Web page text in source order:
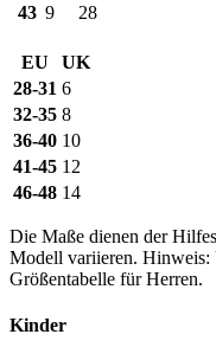
43 9 28
EU
UK
28-31 6
32-35 8
36-40 10
41-45 12
46-48 14
Die Maße dienen der
Modell variieren. Hinweis:
Größentabelle für Herren.
Kinder